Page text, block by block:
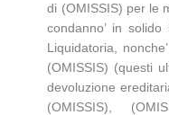
di (OMISSIS) per le
condanno’ in
Liquidatoria,
(OMISSIS) (questi
devoluzione
(OMISSIS),